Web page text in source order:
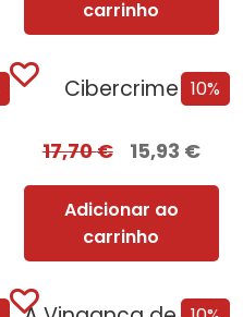
carrinho
10%
Cibercrime
17,70€ 15,93 €
Adicionar ao
carrinho